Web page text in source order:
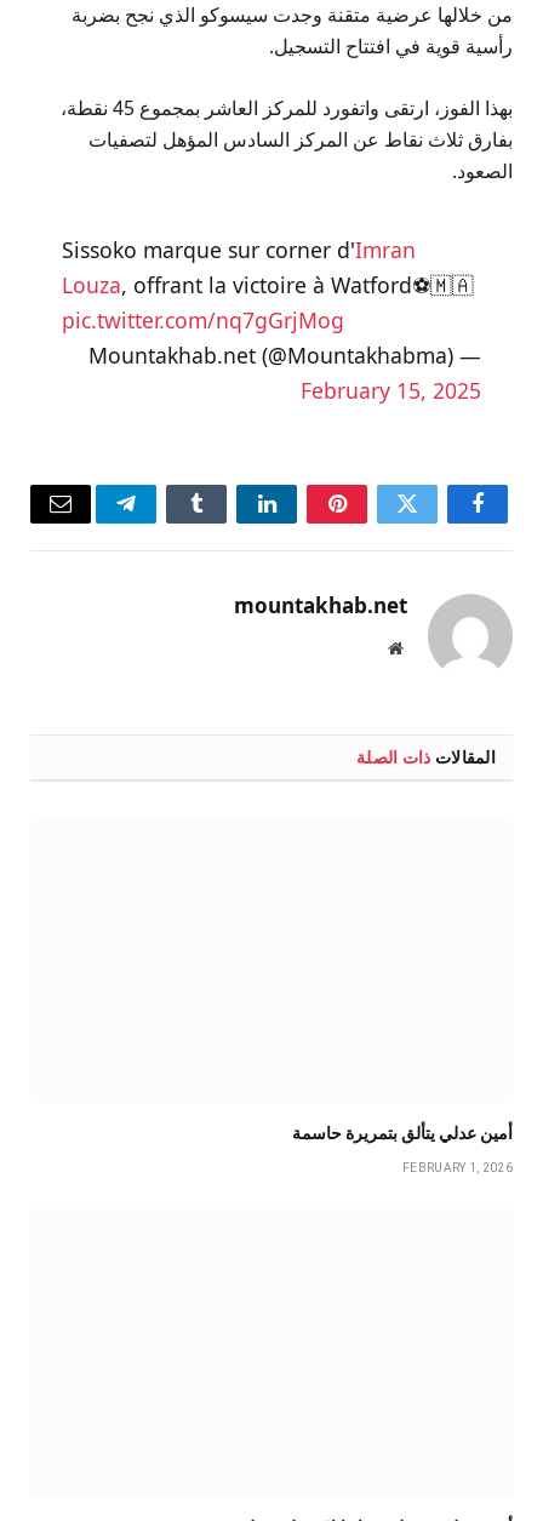
من خلالها عرضية متقنة وجدت سيسوكو الذي نجح بضربة
رأسية قوية في افتتاح التسجيل.
بهذا الفوز، ارتقى واتفورد للمركز العاشر بمجموع 45 نقطة،
بفارق ثلاث نقاط عن المركز السادس المؤهل لتصفيات
الصعود.
Sissoko marque sur corner d'Imran
Louza, offrant la victoire à Watford⚽️🇲🇦
pic.twitter.com/nq7gGrjMog
— Mountakhab.net (@Mountakhabma)
February 15, 2025
فيسبوكتويتر بينتيريستلينكدإن Tumblr تيلقرامالبريد
mountakhab.net
موقع
المقالات ذات الصلة
أمين عدلي يتألق بتمريرة حاسمة
FEBRUARY 1, 2026